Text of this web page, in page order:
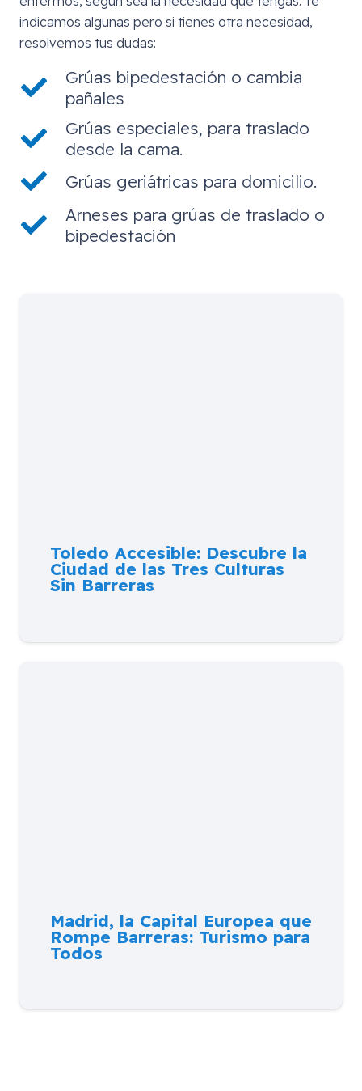
indicamos algunas pero si tienes otra necesidad,
resolvemos tus dudas:
Grúas bipedestación o cambia
pañales
Grúas especiales, para traslado
desde la cama.
Grúas geriátricas para domicilio.
Arneses para grúas de traslado o
bipedestación
Toledo Accesible: Descubre la
Ciudad de las Tres Culturas
Sin Barreras
Madrid, la Capital Europea que
Rompe Barreras: Turismo para
Todos